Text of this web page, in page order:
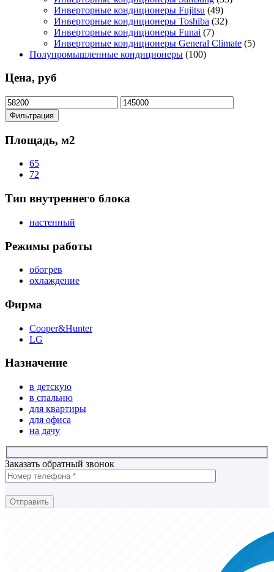
Инверторные кондиционеры Fujitsu (49)
Инверторные кондиционеры Toshiba (32)
Инверторные кондиционеры Funai (7)
Инверторные кондиционеры General Climate (5)
Полупромышленные кондиционеры (100)
Цена, руб
Минимальная
цена
Максимальная
цена
Фильтрация
Площадь, м2
65
72
Тип внутреннего блока
настенный
Режимы работы
обогрев
охлаждение
Фирма
Cooper&Hunter
LG
Назначение
в детскую
в спальню
для квартиры
для офиса
на дачу
Заказать обратный звонок